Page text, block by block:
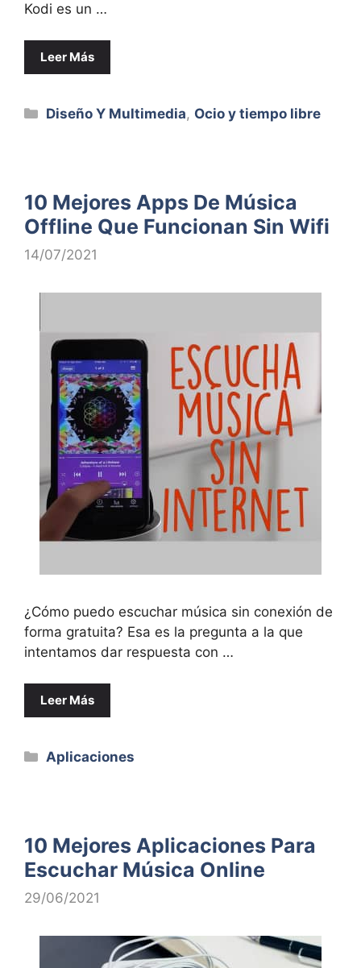
Kodi es un …
Leer Más
Categorías
Diseño Y Multimedia, Ocio y tiempo libre
10 Mejores Apps De Música
Offline Que Funcionan Sin Wifi
14/07/2021
¿Cómo puedo escuchar música sin conexión de
forma gratuita? Esa es la pregunta a la que
intentamos dar respuesta con …
Leer Más
Categorías
Aplicaciones
10 Mejores Aplicaciones Para
Escuchar Música Online
29/06/2021